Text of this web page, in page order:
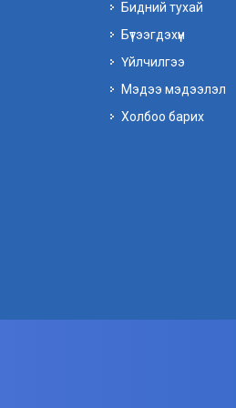
Бидний тухай
Бүтээгдэхүүн
Үйлчилгээ
Мэдээ мэдээлэл
Холбоо барих